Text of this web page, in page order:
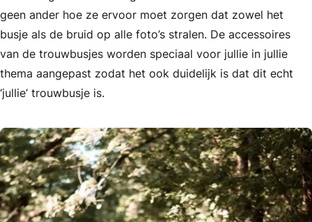
geen ander hoe ze ervoor moet zorgen dat zowel het
busje als de bruid op alle foto’s stralen. De accessoires
van de trouwbusjes worden speciaal voor jullie in jullie
thema aangepast zodat het ook duidelijk is dat dit echt
‘jullie’ trouwbusje is.